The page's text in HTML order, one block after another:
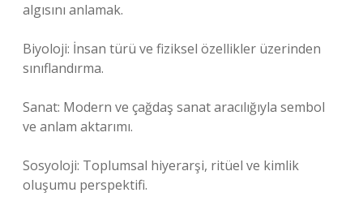
algısını anlamak.
Biyoloji: İnsan türü ve fiziksel özellikler üzerinden
sınıflandırma.
Sanat: Modern ve çağdaş sanat aracılığıyla sembol
ve anlam aktarımı.
Sosyoloji: Toplumsal hiyerarşi, ritüel ve kimlik
oluşumu perspektifi.